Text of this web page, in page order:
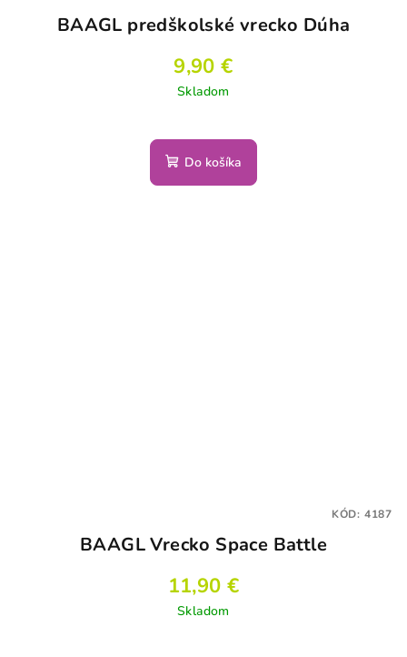
BAAGL predškolské vrecko Dúha
9,90 €
Skladom
Do košíka
BAAGL Vrecko Space Battle
11,90 €
Skladom
KÓD: 4187